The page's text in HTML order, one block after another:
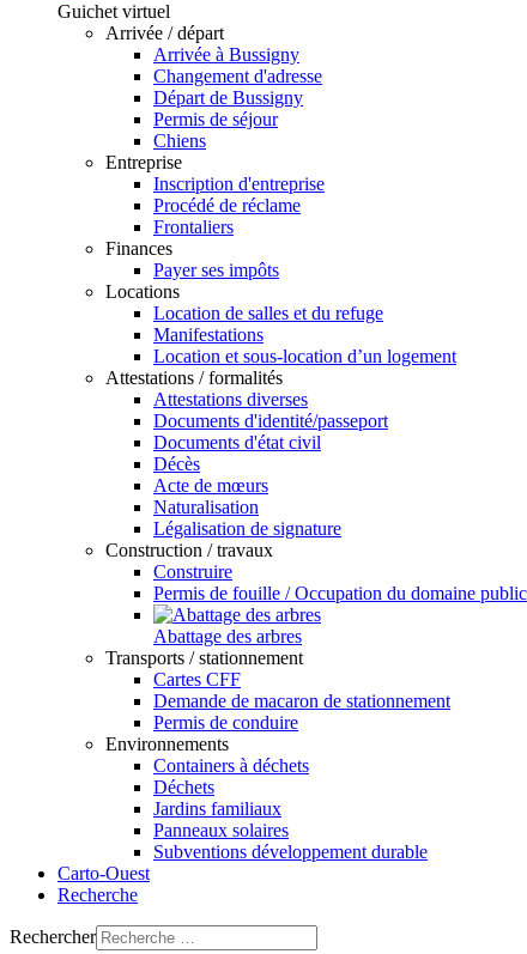
Guichet virtuel
Arrivée / départ
Arrivée à Bussigny
Changement d'adresse
Départ de Bussigny
Permis de séjour
Chiens
Entreprise
Inscription d'entreprise
Procédé de réclame
Frontaliers
Finances
Payer ses impôts
Locations
Location de salles et du refuge
Manifestations
Location et sous-location d’un logement
Attestations / formalités
Attestations diverses
Documents d'identité/passeport
Documents d'état civil
Décès
Acte de mœurs
Naturalisation
Légalisation de signature
Construction / travaux
Construire
Permis de fouille / Occupation du domaine public
Abattage des arbres
Transports / stationnement
Cartes CFF
Demande de macaron de stationnement
Permis de conduire
Environnements
Containers à déchets
Déchets
Jardins familiaux
Panneaux solaires
Subventions développement durable
Carto-Ouest
Recherche
Rechercher